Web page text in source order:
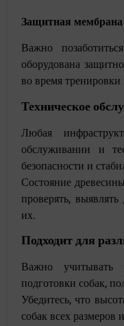
Защитная мембрана
Важно
оборудована
во время
Техническое
Любая
обслуживании и
безопасности и
Состояние
проверять,
их.
Подходит для
Важно учитывать
подготовки собак,
Убедитесь, что
собак всех размеров